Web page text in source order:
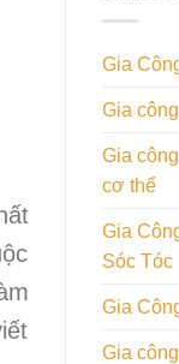
Gia
Gia
Gia
cơ thể
Gia
Sóc Tóc
Gia
Gia